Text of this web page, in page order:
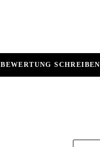
BEWERTUNG SCHREIBEN